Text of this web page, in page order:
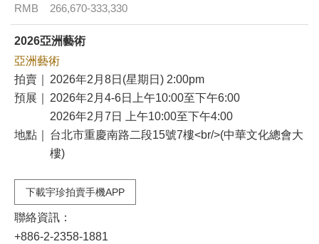
RMB
266,670-333,330
2026亞洲藝術
亞洲藝術
拍賣｜
2026年2月8日(星期日) 2:00pm
預展｜
2026年2月4-6日上午10:00至下午6:00
2026年2月7日 上午10:00至下午4:00
地點｜
台北市重慶南路二段15號7樓<br/>(中華文化總會大
樓)
下載宇珍拍賣手機APP
聯絡資訊：
+886-2-2358-1881